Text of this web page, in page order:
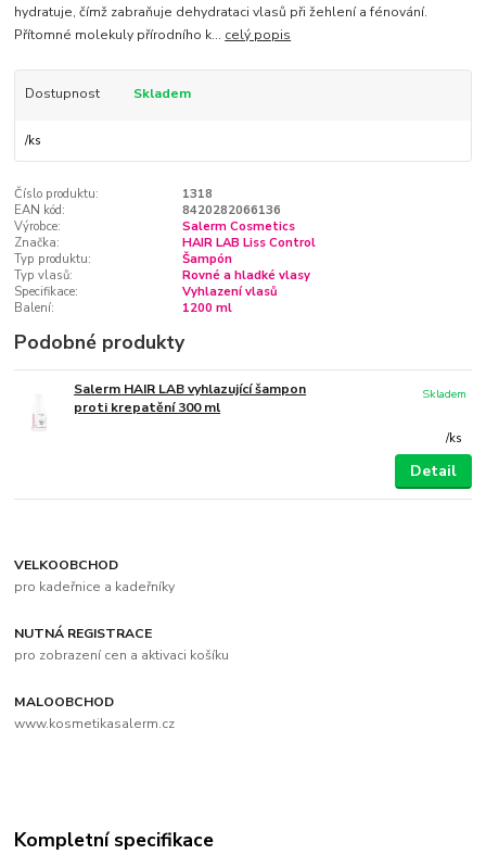
hydratuje, čímž zabraňuje dehydrataci vlasů při žehlení a fénování.
Přítomné molekuly přírodního k... celý popis
Dostupnost Skladem
/ks
Číslo produktu:
1318
EAN kód:
8420282066136
Výrobce:
Salerm Cosmetics
Značka:
HAIR LAB Liss Control
Typ produktu:
Šampón
Typ vlasů:
Rovné a hladké vlasy
Specifikace:
Vyhlazení vlasů
Balení:
1200 ml
Podobné produkty
Salerm HAIR LAB vyhlazující šampon
proti krepatění 300 ml
/ks
Skladem
Detail
VELKOOBCHOD
pro kadeřnice a kadeřníky
NUTNÁ REGISTRACE
pro zobrazení cen a aktivaci košíku
MALOOBCHOD
www.kosmetikasalerm.cz
Kompletní specifikace